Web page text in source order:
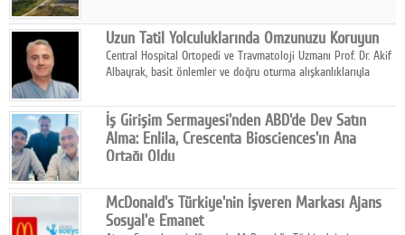
Uzun Tatil Yolculuklarında Omzunuzu Koruyun
Central Hospital Ortopedi ve Travmatoloji Uzmanı Prof. Dr. Akif
Albayrak, basit önlemler ve doğru oturma alışkanlıklarıyla
İş Girişim Sermayesi'nden ABD'de Dev Satın
Alma: Enlila, Crescenta Biosciences'ın Ana
Ortağı Oldu
stratejisini uluslararası ölçeğe taşıyan satın alma hamlesini
tamamladı.
McDonald's Türkiye'nin İşveren Markası Ajans
Sosyal'e Emanet